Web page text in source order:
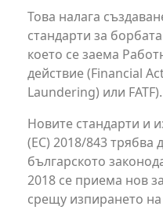
Това налага
стандарти за
което се заема
действие (Financial
Laundering) или FATF).
Новите стандарти и
(ЕС) 2018/843 трябва
българското
2018 се приема нов
срещу изпирането